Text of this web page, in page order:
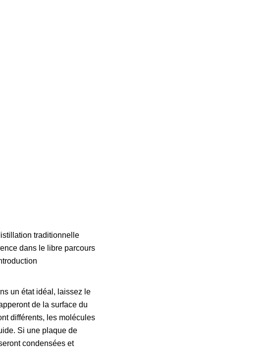
traditionnelle
dans le libre parcours
un état idéal, laissez le
de la surface du
différents, les molécules
Si une plaque de
condensées et